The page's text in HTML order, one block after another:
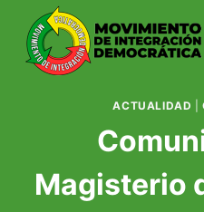
contenido
ACTUALIDAD |
Magisterio